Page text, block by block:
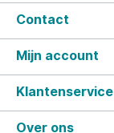
Contact
Mijn account
Klantenservice
Over ons